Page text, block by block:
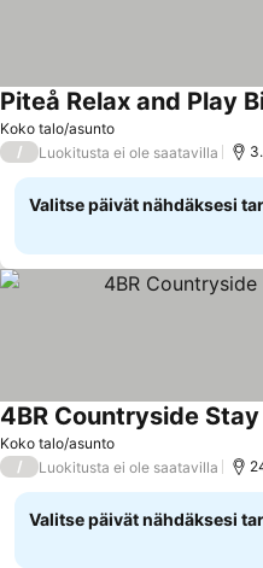
Koko talo/asunto
Piteå Relax and Play
/ Luokitusta ei ole saatavilla
Valitse päivät nähdäksesi
Koko talo/asunto
4BR Countryside
/ Luokitusta ei ole saatavilla
Valitse päivät nähdäksesi